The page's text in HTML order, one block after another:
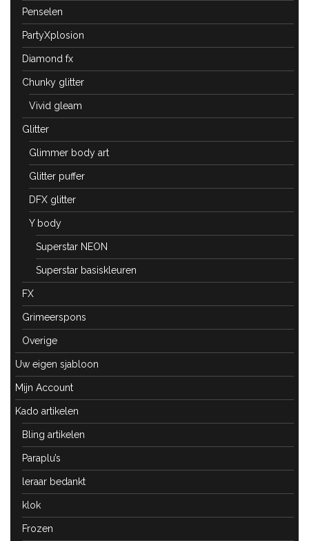
Penselen
PartyXplosion
Diamond fx
Chunky glitter
Vivid gleam
Glitter
Glimmer body art
Glitter puffer
DFX glitter
Y body
Superstar NEON
Superstar basiskleuren
FX
Grimeerspons
Overige
Uw eigen sjabloon
Mijn Account
Kado artikelen
Bling artikelen
Paraplu’s
leraar bedankt
klok
Frozen